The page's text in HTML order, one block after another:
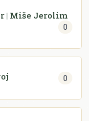
| Miše Jerolim
0
0